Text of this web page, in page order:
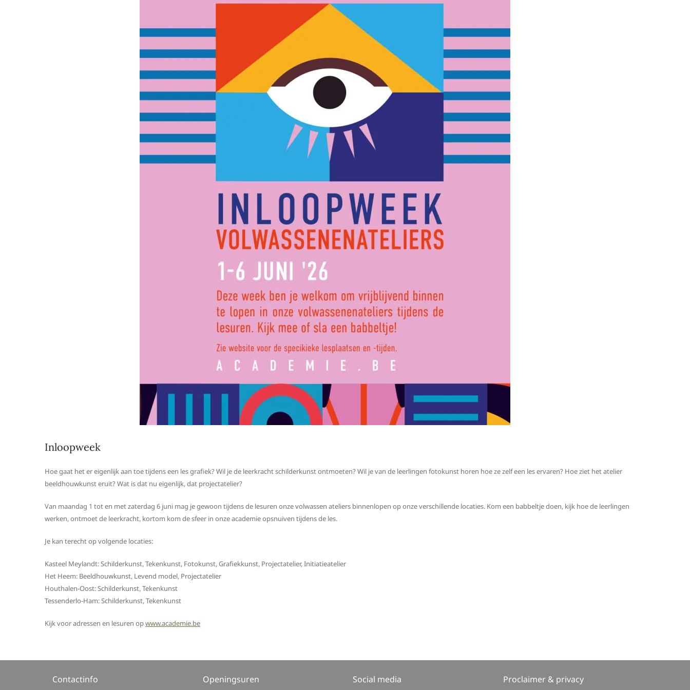
Inloopweek
Hoe gaat het er eigenlijk aan toe tijdens een les grafiek? Wil je de leerkracht schilderkunst ontmoeten? Wil je van de leerlingen fotokunst horen hoe ze zelf een les ervaren? Hoe ziet het atelier
beeldhouwkunst eruit? Wat is dat nu eigenlijk, dat projectatelier?
Van maandag 1 tot en met zaterdag 6 juni mag je gewoon tijdens de lesuren onze volwassen ateliers binnenlopen op onze verschillende locaties. Kom een babbeltje doen, kijk hoe de leerlingen
werken, ontmoet de leerkracht, kortom kom de sfeer in onze academie opsnuiven tijdens de les.
Je kan terecht op volgende locaties:
Kasteel Meylandt: Schilderkunst, Tekenkunst, Fotokunst, Grafiekkunst, Projectatelier, Initiatieatelier
Het Heem: Beeldhouwkunst, Levend model, Projectatelier
Houthalen-Oost: Schilderkunst, Tekenkunst
Tessenderlo-Ham: Schilderkunst, Tekenkunst
Kijk voor adressen en lesuren opwww.academie.be
Contactinfo Openingsuren Social media Proclaimer & privacy